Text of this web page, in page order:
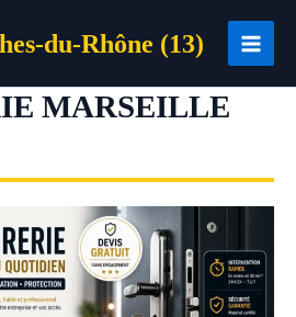
du-Rhône (13)
MARSEILLE